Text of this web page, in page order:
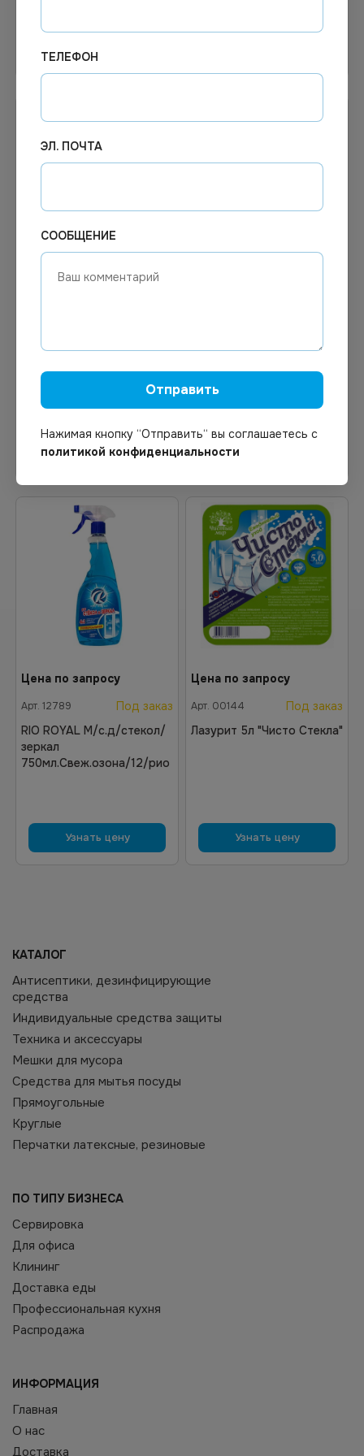
Узнать цену
136.07₽
Золушка с нашатырным
В корзину
Цена по запросу
Арт. 12789
Под заказ
RIO ROYAL М/с.д/стекол/
зеркал
750мл.Свеж.озона/12/рио
Узнать цену
Цена по запросу
Арт. 00144
Под заказ
Лазурит 5л "Чисто Стекла"
Узнать цену
КАТАЛОГ
Антисептики, дезинфицирующие
средства
Индивидуальные средства защиты
Техника и аксессуары
Мешки для мусора
Средства для мытья посуды
Прямоугольные
Круглые
Перчатки латексные, резиновые
ПО ТИПУ БИЗНЕСА
Сервировка
Для офиса
Клининг
Доставка еды
Профессиональная кухня
Распродажа
ИНФОРМАЦИЯ
Главная
О нас
Доставка
ТЕЛЕФОН
ЭЛ. ПОЧТА
СООБЩЕНИЕ
Отправить
Нажимая кнопку “Отправить“ вы соглашаетесь с
политикой конфиденциальности